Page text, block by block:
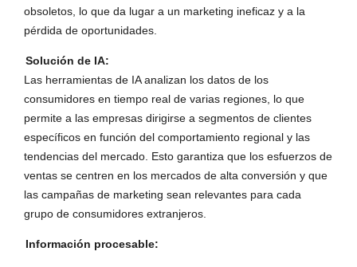
obsoletos, lo que da lugar a un marketing ineficaz y a la
pérdida de oportunidades.
Solución de IA:
Las herramientas de IA analizan los datos de los
consumidores en tiempo real de varias regiones, lo que
permite a las empresas dirigirse a segmentos de clientes
específicos en función del comportamiento regional y las
tendencias del mercado. Esto garantiza que los esfuerzos de
ventas se centren en los mercados de alta conversión y que
las campañas de marketing sean relevantes para cada
grupo de consumidores extranjeros.
Información procesable: